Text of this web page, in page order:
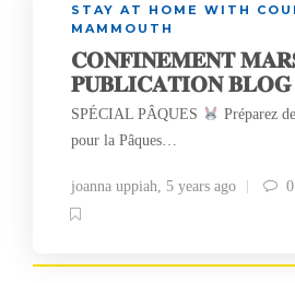
STAY AT HOME WITH
MAMMOUTH
𝐂𝐎𝐍𝐅𝐈𝐍𝐄𝐌𝐄𝐍𝐓 𝐌𝐀𝐑𝐒
𝐏𝐔𝐁𝐋𝐈𝐂𝐀𝐓𝐈𝐎𝐍 𝐁𝐋𝐎𝐆
SPÉCIAL PÂQUES
Préparez
pour la Pâques…
joanna uppiah, 5 years ago 0